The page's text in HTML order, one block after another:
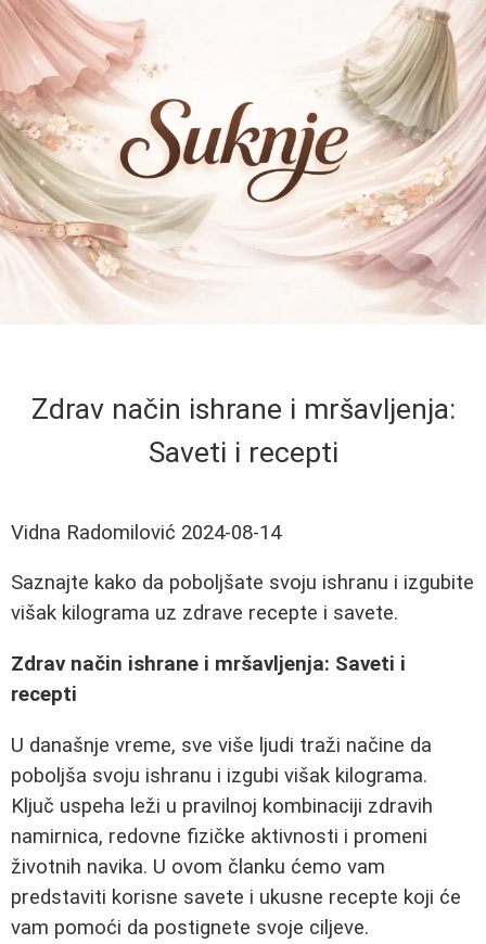
Zdrav način ishrane i mršavljenja:
Saveti i recepti
Vidna Radomilović 2024-08-14
Saznajte kako da poboljšate svoju ishranu i izgubite
višak kilograma uz zdrave recepte i savete.
Zdrav način ishrane i mršavljenja: Saveti i
recepti
U današnje vreme, sve više ljudi traži načine da
poboljša svoju ishranu i izgubi višak kilograma.
Ključ uspeha leži u pravilnoj kombinaciji zdravih
namirnica, redovne fizičke aktivnosti i promeni
životnih navika. U ovom članku ćemo vam
predstaviti korisne savete i ukusne recepte koji će
vam pomoći da postignete svoje ciljeve.